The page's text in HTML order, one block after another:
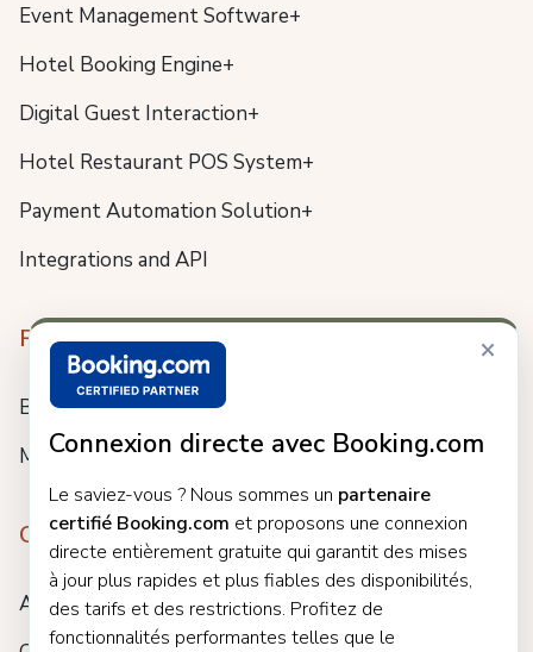
×
Connexion directe avec Booking.com
Le saviez-vous ? Nous sommes un partenaire
certifié Booking.com et proposons une connexion
directe entièrement gratuite qui garantit des mises
à jour plus rapides et plus fiables des disponibilités,
des tarifs et des restrictions. Profitez de
fonctionnalités performantes telles que le
Event Management Software+
Hotel Booking Engine+
Digital Guest Interaction+
Hotel Restaurant POS System+
Payment Automation Solution+
Integrations and API
Resources
Blog
Meet us
Company
About